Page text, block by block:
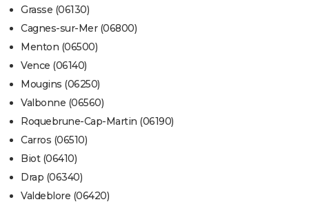
Grasse (06130)
Cagnes-sur-Mer (06800)
Menton (06500)
Vence (06140)
Mougins (06250)
Valbonne (06560)
Roquebrune-Cap-Martin (06190)
Carros (06510)
Biot (06410)
Drap (06340)
Valdeblore (06420)